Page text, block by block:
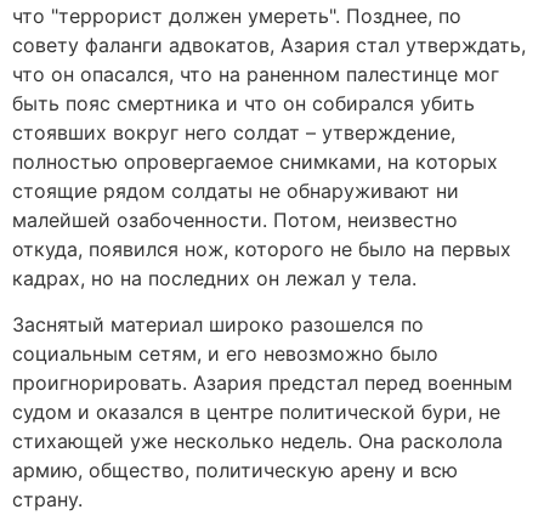
что "террорист должен умереть". Позднее, по
совету фаланги адвокатов, Азария стал утверждать,
что он опасался, что на раненном палестинце мог
быть пояс смертника и что он собирался убить
стоявших вокруг него солдат – утверждение,
полностью опровергаемое снимками, на которых
стоящие рядом солдаты не обнаруживают ни
малейшей озабоченности. Потом, неизвестно
откуда, появился нож, которого не было на первых
кадрах, но на последних он лежал у тела.
Заснятый материал широко разошелся по
социальным сетям, и его невозможно было
проигнорировать. Азария предстал перед военным
судом и оказался в центре политической бури, не
стихающей уже несколько недель. Она расколола
армию, общество, политическую арену и всю
страну.